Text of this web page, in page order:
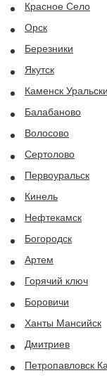
Красное Село
Орск
Березники
Якутск
Каменск
Балабаново
Волосово
Сертолово
Первоуральск
Кинель
Нефтекамск
Богородск
Артем
Горячий ключ
Боровичи
Ханты Мансийск
Дмитриев
Петропавловск